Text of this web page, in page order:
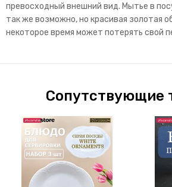
превосходный внешний вид. Мытье в
так же возможно, но красивая золотая
некоторое время может потерять свой
Сопутствующие